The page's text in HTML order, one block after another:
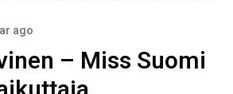
ago
– Miss Suomi